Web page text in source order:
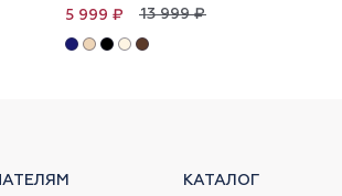
13 999 ₽
5 999 ₽
КАТАЛОГ